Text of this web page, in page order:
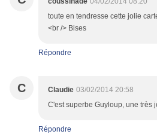
toute en tendresse cette jolie
<br /> Bises
Répondre
C Claudie 03/02/2014 20:58
C'est superbe Guyloup, une très
Répondre